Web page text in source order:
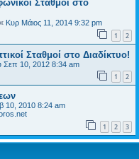
Σταθμοί στο
« Κυρ Μάιος 11, 2014 9:32 pm
1 2
Σταθμοί στο Διαδίκτυο!
Σεπ 10, 2012 8:34 am
1 2
10, 2010 8:24 am
1 2 3